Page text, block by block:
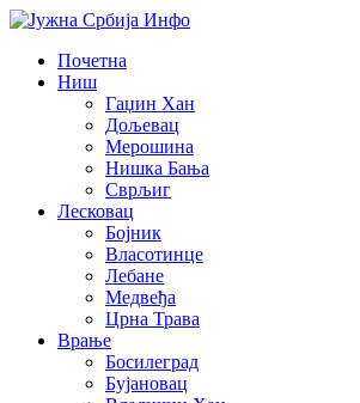
Почетна
Ниш
Гаџин Хан
Дољевац
Мерошина
Нишка Бања
Сврљиг
Лесковац
Бојник
Власотинце
Лебане
Медвеђа
Црна Трава
Врање
Босилеград
Бујановац